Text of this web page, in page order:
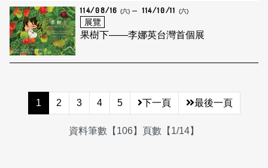
114/08/16 (六) 114/10/11 (六)
展覽
果樹下——李娜英台灣首個展
1 2 3 4 5 下一頁 最後一頁
資料筆數【106】頁數【1/14】